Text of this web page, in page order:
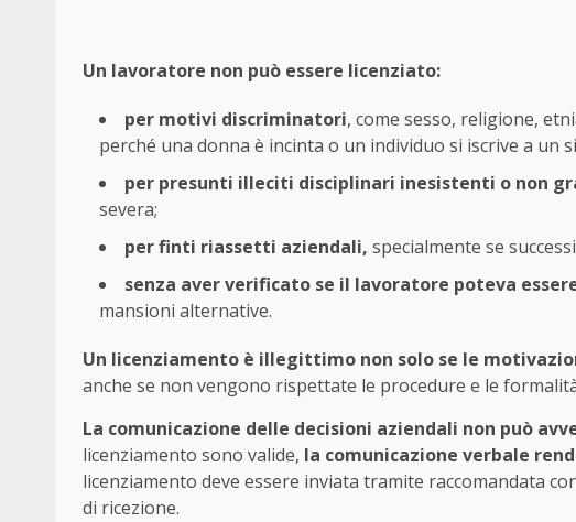
Un lavoratore non può essere licenziato:
per motivi discriminatori, come sesso, religione,
perché una donna è incinta o un individuo si iscrive a un
per presunti illeciti disciplinari inesistenti o non
severa;
per finti riassetti aziendali, specialmente se
senza aver verificato se il lavoratore poteva
mansioni alternative.
Un licenziamento è illegittimo non solo se le
anche se non vengono rispettate le procedure e le
La comunicazione delle decisioni aziendali non può
licenziamento sono valide, la comunicazione verbale
licenziamento deve essere inviata tramite raccomandata
di ricezione.